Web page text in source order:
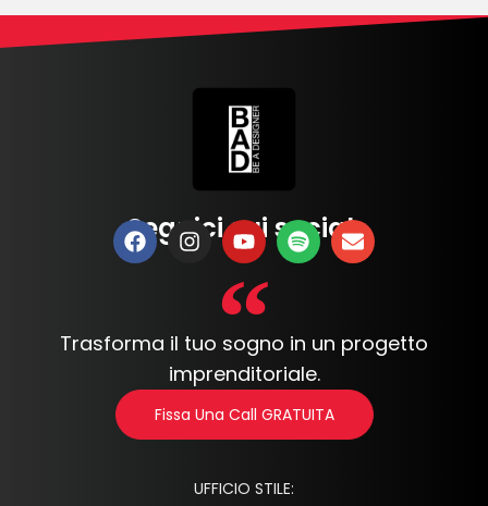
Seguici sui social:
Trasforma il tuo sogno in un progetto
imprenditoriale.
Fissa Una Call GRATUITA
UFFICIO STILE: